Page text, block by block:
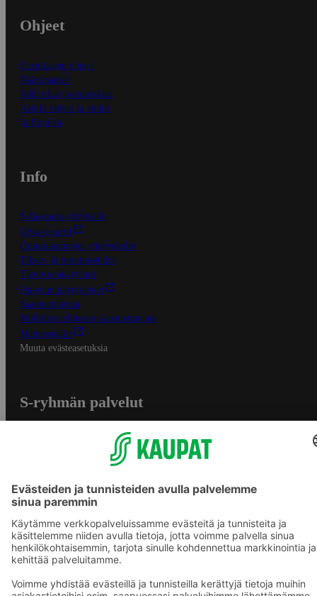
Ohjeet
Ensitilaajan ohjeet
Näin maksat
Näin tilaat ja muokkaat
Kaikki ohjeet ja vinkit
In English
Info
S-Business yrityksille
Oiva-raportit
Osuuskauppojen yhteystiedot
Tilaus- ja toimitusehdot
Tietosuojakäytäntö
Palvelun käyttöehdot
Saavutettavuus
Mobiilisovelluksen saavutettavuus
Mainostajalle
Muuta evästeasetuksia
S-ryhmän palvelut
S-ostoslista -sovellus
Prisma.fi
Sokos.fi
S-Pankki
Yhteishyvä
Sokos Hotels
Raflaamo